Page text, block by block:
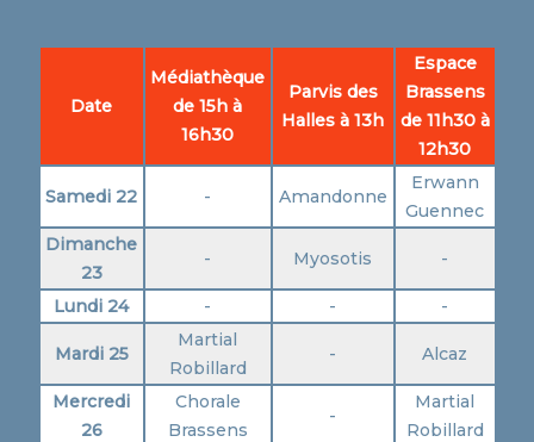
Date
Médiathèque
de 15h à
16h30
Parvis des
Halles à 13h
Espace
Brassens
de 11h30 à
12h30
Samedi 22 - Amandonne
Erwann
Guennec
Dimanche
23
- Myosotis -
Lundi 24 - - -
Mardi 25
Martial
Robillard
- Alcaz
Mercredi
26
Chorale
Brassens
-
Martial
Robillard